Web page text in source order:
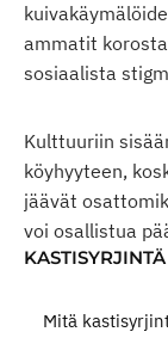
ammatit
sosiaalista
Kulttuuriin
köyhyyteen,
jäävät
voi osallistua
KASTISYRJINTÄ
Mitä